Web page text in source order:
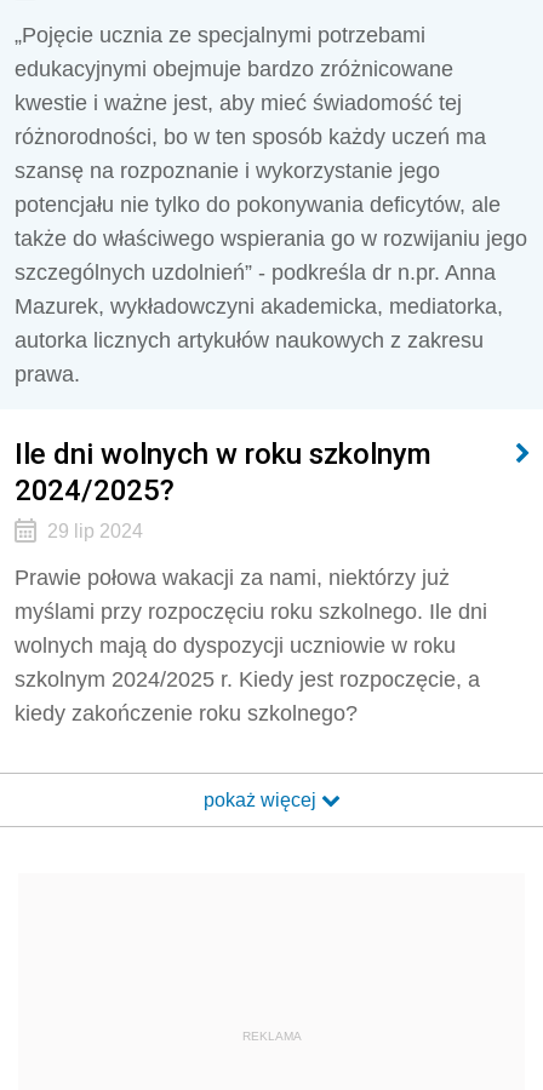
„Pojęcie ucznia ze specjalnymi potrzebami
edukacyjnymi obejmuje bardzo zróżnicowane
kwestie i ważne jest, aby mieć świadomość tej
różnorodności, bo w ten sposób każdy uczeń ma
szansę na rozpoznanie i wykorzystanie jego
potencjału nie tylko do pokonywania deficytów, ale
także do właściwego wspierania go w rozwijaniu jego
szczególnych uzdolnień” - podkreśla dr n.pr. Anna
Mazurek, wykładowczyni akademicka, mediatorka,
autorka licznych artykułów naukowych z zakresu
prawa.
Ile dni wolnych w roku szkolnym
2024/2025?
29 lip 2024
Prawie połowa wakacji za nami, niektórzy już
myślami przy rozpoczęciu roku szkolnego. Ile dni
wolnych mają do dyspozycji uczniowie w roku
szkolnym 2024/2025 r. Kiedy jest rozpoczęcie, a
kiedy zakończenie roku szkolnego?
pokaż więcej
REKLAMA